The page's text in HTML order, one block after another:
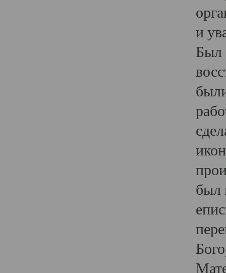
и
Был
был